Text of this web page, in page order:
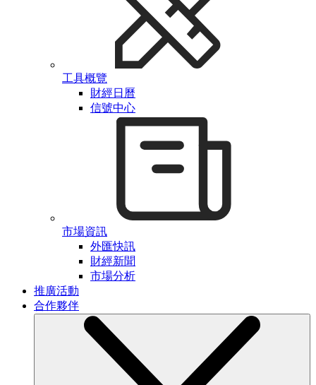
工具概覽
財經日曆
信號中心
市場資訊
外匯快訊
財經新聞
市場分析
推廣活動
合作夥伴